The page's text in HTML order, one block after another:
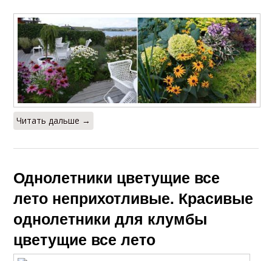
Читать дальше →
Однолетники цветущие все
лето неприхотливые. Красивые
однолетники для клумбы
цветущие все лето